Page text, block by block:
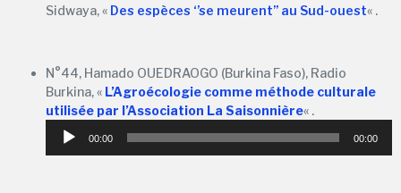
Sidwaya, « Des espèces ‘’se meurent’’ au Sud-ouest« .
N°44, Hamado OUEDRAOGO (Burkina Faso), Radio
Burkina, « L’Agroécologie comme méthode culturale
utilisée par l’Association La Saisonnière« .
00:00 00:00